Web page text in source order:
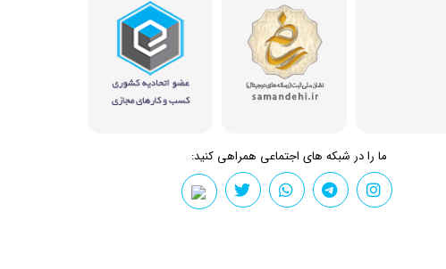
ما را در شبکه های اجتماعی همراهی کنید: